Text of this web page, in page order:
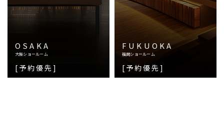
OSAKA
大阪ショールーム
[予約優先]
FUKUOKA
福岡ショールーム
[予約優先]